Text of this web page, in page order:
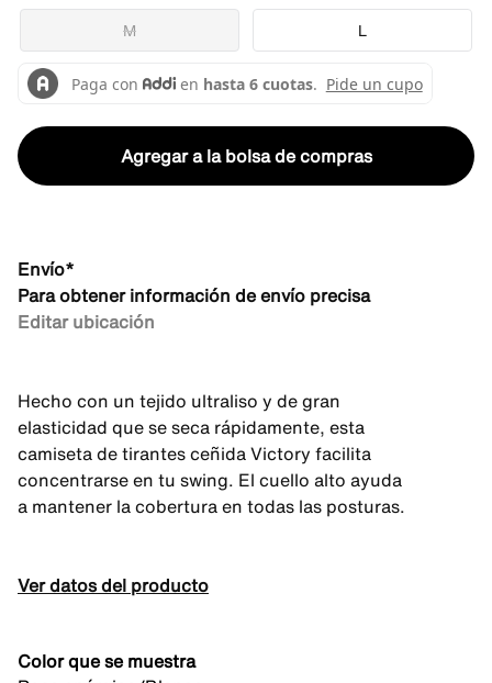
M L
Agregar a la bolsa de compras
Envío*
Para obtener información de envío precisa
Editar ubicación
Hecho con un tejido ultraliso y de gran
elasticidad que se seca rápidamente, esta
camiseta de tirantes ceñida Victory facilita
concentrarse en tu swing. El cuello alto ayuda
a mantener la cobertura en todas las posturas.
Ver datos del producto
Color que se muestra